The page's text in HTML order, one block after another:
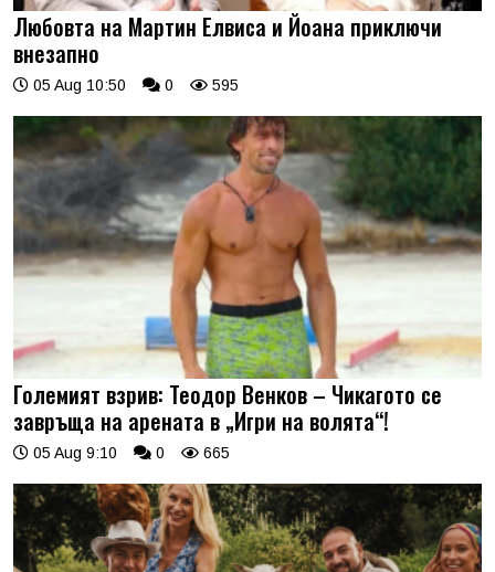
Любовта на Мартин Елвиса и Йоана приключи
внезапно
05 Aug 10:50 0 595
Големият взрив: Теодор Венков – Чикагото се
завръща на арената в „Игри на волята“!
05 Aug 9:10 0 665